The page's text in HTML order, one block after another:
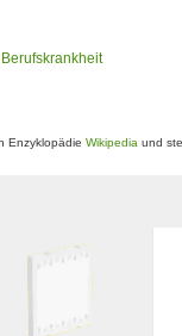
Berufskrankheit
Enzyklopädie Wikipedia und